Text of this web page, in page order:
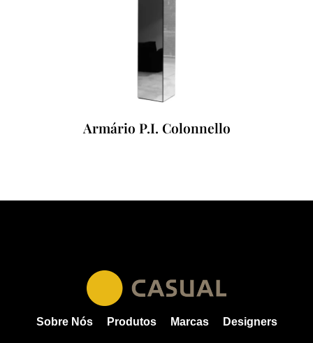
Armário P.I. Colonnello
Sobre Nós Produtos Marcas Designers